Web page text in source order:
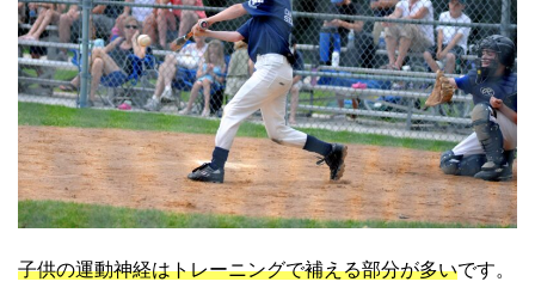
子供の運動神経はトレーニングで補える部分が多いです。